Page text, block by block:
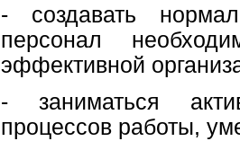
- создавать
персонал
эффективной
- заниматься
процессов работы,